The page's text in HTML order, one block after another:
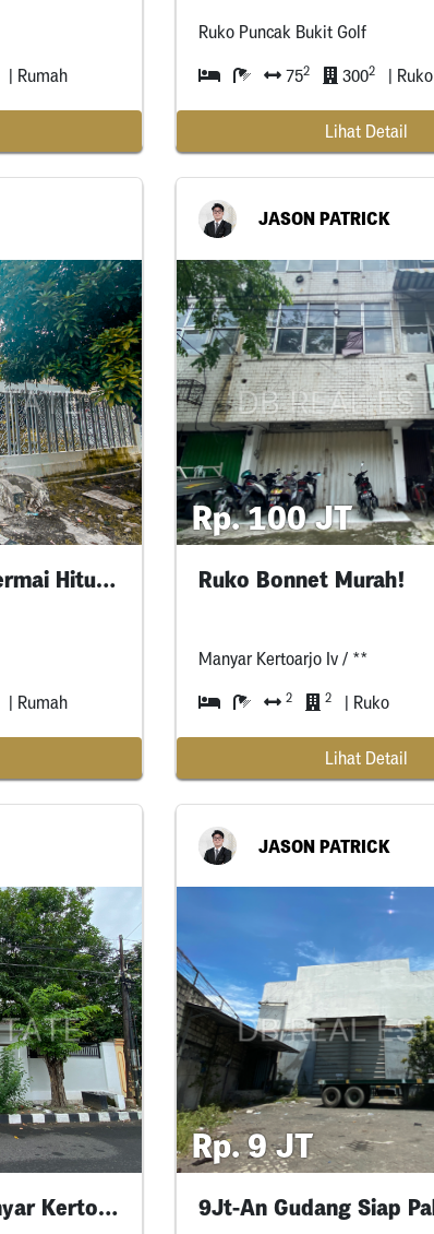
| Rumah
Ruko Puncak Bukit Golf
752 3002 | Ruko
Lihat Detail
10 Juta/M2 Darmo Permai Hitung Tanah
| Rumah
JASON PATRICK
Rp. 100 JT
Ruko Bonnet Murah!
Manyar Kertoarjo Iv / **
2 2 | Ruko
Lihat Detail
Rumah Siap Huni Manyar Kertoarjo
JASON PATRICK
Rp. 9 JT